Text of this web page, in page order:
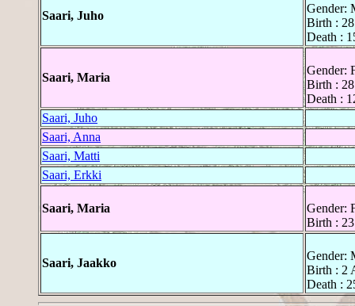
Saari, Juho
Gender:
Birth :
Death :
Saari, Maria
Gender:
Birth :
Death :
Saari, Juho
Saari, Anna
Saari, Matti
Saari, Erkki
Saari, Maria
Gender:
Birth :
Saari, Jaakko
Gender:
Birth : 2
Death :